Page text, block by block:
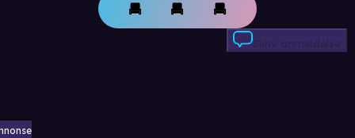
Skriv anmeldelse